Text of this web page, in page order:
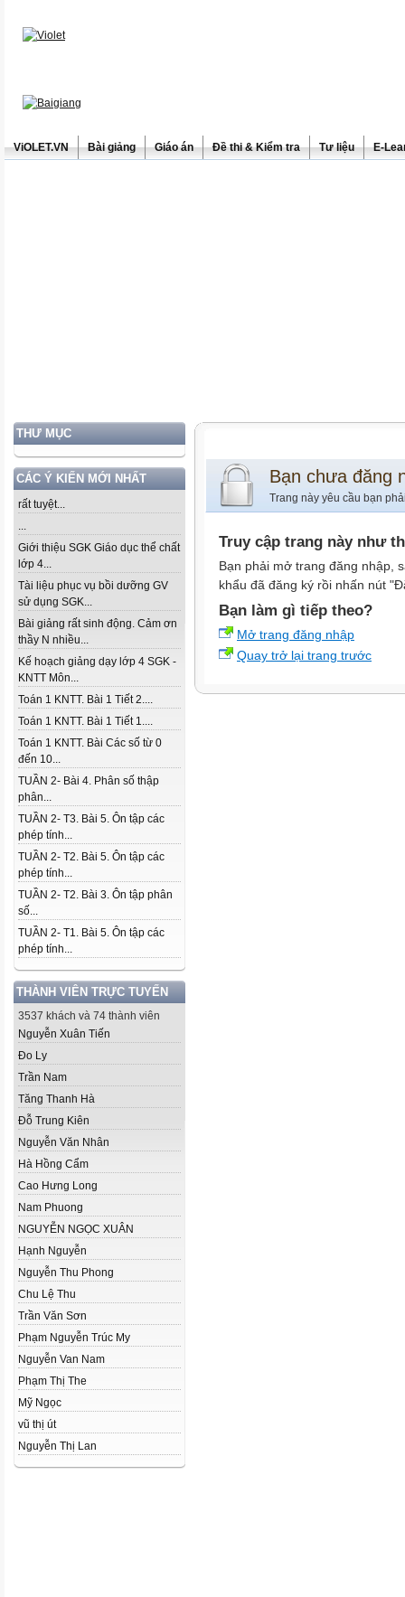
ViOLET.VN Bài giảng Giáo án Đề thi & Kiểm tra Tư liệu E-
THƯ MỤC
CÁC Ý KIẾN MỚI NHẤT
rất tuyệt...
...
Giới thiệu SGK Giáo dục thể chất
lớp 4...
Tài liệu phục vụ bồi dưỡng GV
sử dụng SGK...
Bài giảng rất sinh động. Cảm ơn
thầy N nhiều...
Kế hoạch giảng dạy lớp 4 SGK -
KNTT Môn...
Toán 1 KNTT. Bài 1 Tiết 2....
Toán 1 KNTT. Bài 1 Tiết 1....
Toán 1 KNTT. Bài Các số từ 0
đến 10...
TUẦN 2- Bài 4. Phân số thập
phân...
TUẦN 2- T3. Bài 5. Ôn tập các
phép tính...
TUẦN 2- T2. Bài 5. Ôn tập các
phép tính...
TUẦN 2- T2. Bài 3. Ôn tập phân
số...
TUẦN 2- T1. Bài 5. Ôn tập các
phép tính...
THÀNH VIÊN TRỰC TUYẾN
3537 khách và 74 thành viên
Nguyễn Xuân Tiến
Đo Ly
Trần Nam
Tăng Thanh Hà
Đỗ Trung Kiên
Nguyễn Văn Nhân
Hà Hồng Cẩm
Cao Hưng Long
Nam Phuong
NGUYỄN NGỌC XUÂN
Hạnh Nguyễn
Nguyễn Thu Phong
Chu Lệ Thu
Trần Văn Sơn
Phạm Nguyễn Trúc My
Nguyễn Van Nam
Phạm Thị The
Mỹ Ngọc
vũ thị út
Nguyễn Thị Lan
Bạn chưa đăng
Trang này yêu cầu bạn
Truy cập trang này như
Bạn phải mở trang đăng nhập,
khẩu đã đăng ký rồi nhấn nút
Bạn làm gì tiếp theo?
Mở trang đăng nhập
Quay trở lại trang trước